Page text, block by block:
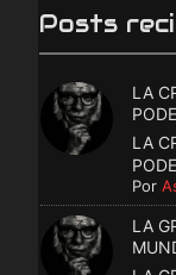
Posts
LA
LA
Por
LA